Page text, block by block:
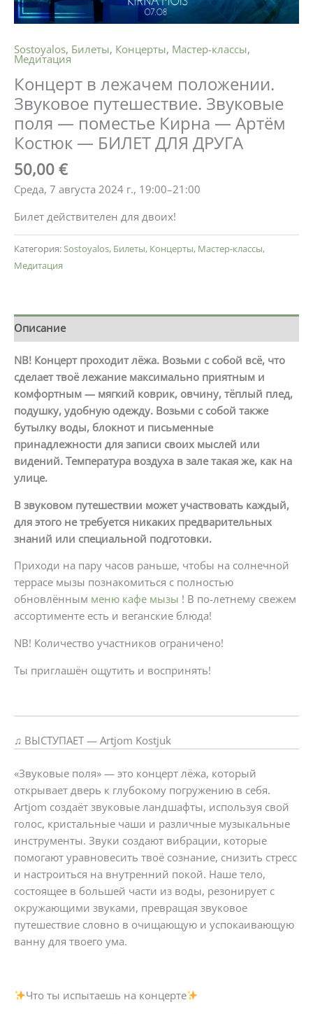
Sostoyalos, Билеты, Концерты, Мастер-классы,
Медитация
Концерт в лежачем положении.
Звуковое путешествие. Звуковые
поля — поместье Кирна — Артём
Костюк — БИЛЕТ ДЛЯ ДРУГА
50,00 €
Среда, 7 августа 2024 г., 19:00–21:00
Билет действителен для двоих!
Категория:Sostoyalos, Билеты, Концерты, Мастер-классы,
Медитация
Описание
NB! Концерт проходит лёжа. Возьми с собой всё, что
сделает твоё лежание максимально приятным и
комфортным — мягкий коврик, овчину, тёплый плед,
подушку, удобную одежду. Возьми с собой также
бутылку воды, блокнот и письменные
принадлежности для записи своих мыслей или
видений. Температура воздуха в зале такая же, как на
улице.
В звуковом путешествии может участвовать каждый,
для этого не требуется никаких предварительных
знаний или специальной подготовки.
Приходи на пару часов раньше, чтобы на солнечной
террасе мызы познакомиться с полностью
обновлённым меню кафе мызы ! В по-летнему свежем
ассортименте есть и веганские блюда!
NB! Количество участников ограничено!
Ты приглашён ощутить и воспринять!
♫ ВЫСТУПАЕТ — Artjom Kostjuk
«Звуковые поля» — это концерт лёжа, который
открывает дверь к глубокому погружению в себя.
Artjom создаёт звуковые ландшафты, используя свой
голос, кристальные чаши и различные музыкальные
инструменты. Звуки создают вибрации, которые
помогают уравновесить твоё сознание, снизить стресс
и настроиться на внутренний покой. Наше тело,
состоящее в большей части из воды, резонирует с
окружающими звуками, превращая звуковое
путешествие словно в очищающую и успокаивающую
ванну для твоего ума.
Что ты испытаешь на концерте